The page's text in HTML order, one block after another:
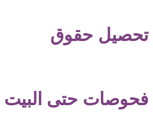
حقوق
حتى البيت